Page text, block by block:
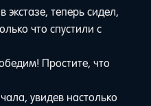
теперь сидел,
что спустили с
Простите, что
увидев настолько